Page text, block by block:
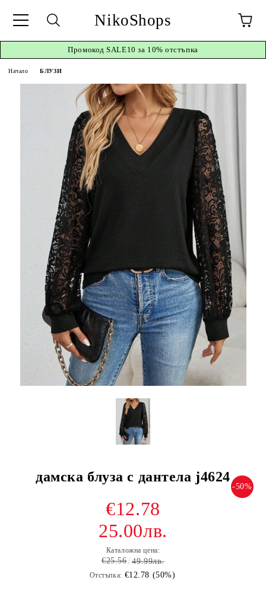
NikoShops
ПромокодSALE10 за 10% отстъпка
Начало БЛУЗИ
дамска блуза с дантела j4624
-50%
€12.78
25.00лв.
Каталожна цена:
€25.56 49.99лв.
Отстъпка: €12.78 (50%)